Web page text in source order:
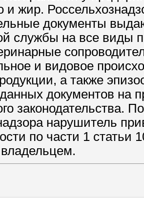
и жир.
документы
службы на все виды
и видовое
а также
документов на
законодательства.
нарушитель
по части 1